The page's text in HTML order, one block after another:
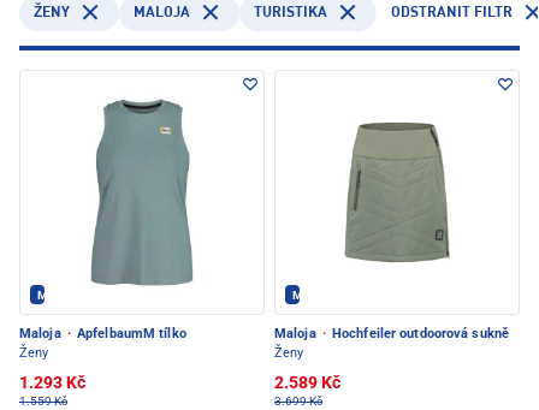
ŽENY MALOJA TURISTIKA ODSTRANIT FILTR
Maloja - PEC POD SNĚŽKOU
Maloja · ApfelbaumM tílko
Ženy
1.293 Kč
1.559 Kč
Maloja - PEC POD SNĚŽKOU
Maloja · Hochfeiler outdoorová sukně
Ženy
2.589 Kč
3.699 Kč